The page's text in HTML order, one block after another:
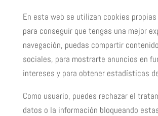
En esta web se utilizan cookies
para conseguir que tengas una mejor
navegación, puedas compartir
sociales, para mostrarte anuncios en
intereses y para obtener estadísticas
Como usuario, puedes rechazar el
datos o la información bloqueando